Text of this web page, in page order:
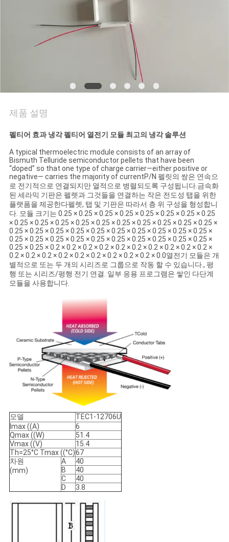
락
주
세
요
뉴
스
경
트
PRIVACY
POLICY
제품 설명
펠티어 효과 냉각 펠티어 열전기 모듈 최고의 냉각 솔루션
A typical thermoelectric module consists of an array of
Bismuth Telluride semiconductor pellets that have been
“doped” so that one type of charge carrier—either positive or
negative— carries the majority of currentP/N 펠릿의 쌍은 연속으
로 전기적으로 연결되지만 열적으로 병렬되도록 구성됩니다.금속화
된 세라믹 기판은 펠렛과 그것들을 연결하는 작은 전도성 탭을 위한
플랫폼을 제공한다펠렛, 탭 및 기판은 따라서 층 위 구성을 형성합니
다. 모듈 크기는 0.25 × 0.25 × 0.25 × 0.25 × 0.25 × 0.25 × 0.25 × 0.25
× 0.25 × 0.25 × 0.25 × 0.25 × 0.25 × 0.25 × 0.25 × 0.25 × 0.25 × 0.25 ×
0.25 × 0.25 × 0.25 × 0.25 × 0.25 × 0.25 × 0.25 × 0.25 × 0.25 × 0.25 ×
0.25 × 0.25 × 0.25 × 0.25 × 0.25 × 0.25 × 0.25 × 0.25 × 0.25 × 0.25 ×
0.25 × 0.25 × 0.2 × 0.2 × 0.2 × 0.2 × 0.2 × 0.2 × 0.2 × 0.2 × 0.2 × 0.2 ×
0.2 × 0.2 × 0.2 × 0.2 × 0.2 × 0.2 × 0.2 × 0.2 × 0.2 × 0.0열전기 모듈은 개
별적으로 또는 두 개의 시리즈로 그룹으로 작동 할 수 있습니다., 평
행 또는 시리즈/평행 전기 연결. 일부 응용 프로그램은 쌓인 다단계
모듈을 사용합니다.
모델
TEC1-12706U
Imax ((A)
6
Qmax ((W)
51.4
Vmax ((V)
15.4
Th=25°C Tmax ((°C)67
차원
(mm)
A
40
B
40
C
40
D
3.8